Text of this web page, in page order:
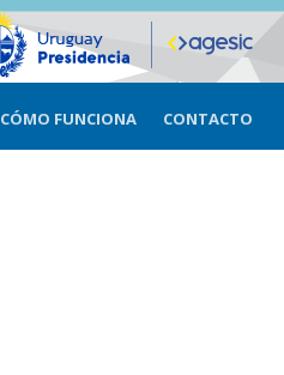
CÓMO FUNCIONA CONTACTO